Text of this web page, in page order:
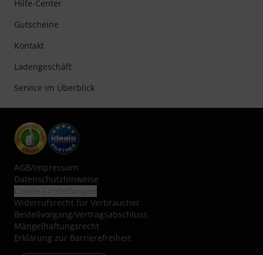
Hilfe-Center
Gutscheine
Kontakt
Ladengeschäft
Service im Überblick
AGB/Impressum
Datenschutzhinweise
Widerrufsrecht für Verbraucher
Bestellvorgang/Vertragsabschluss
Mängelhaftungsrecht
Erklärung zur Barrierefreiheit